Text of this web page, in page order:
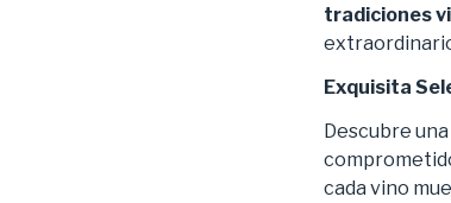
tradiciones
Exquisita
Descubre
cada vino